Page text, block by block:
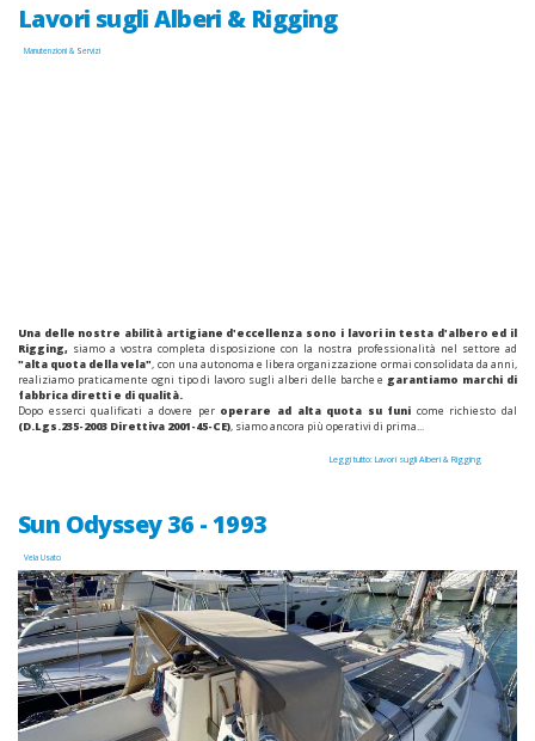
Lavori sugli Alberi & Rigging
Manutenzioni & Servizi
Una delle nostre abilità artigiane d'eccellenza sono i lavori in testa d'albero ed il
Rigging, siamo a vostra completa disposizione con la nostra professionalità nel settore ad
"alta quota della vela", con una autonoma e libera organizzazione ormai consolidata da anni,
realiziamo praticamente ogni tipo di lavoro sugli alberi delle barche e garantiamo marchi di
fabbrica diretti e di qualità.
Dopo esserci qualificati a dovere per operare ad alta quota su funi come richiesto dal
(D.Lgs.235-2003 Direttiva 2001-45-CE), siamo ancora più operativi di prima...
Leggi tutto: Lavori sugli Alberi & Rigging
Sun Odyssey 36 - 1993
Vela Usato